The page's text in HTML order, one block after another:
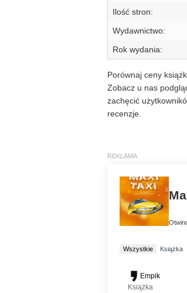
Ilość stron:
Wydawnictwo:
Rok wydania:
Porównaj ceny
Zobacz u nas
zachęcić
recenzje.